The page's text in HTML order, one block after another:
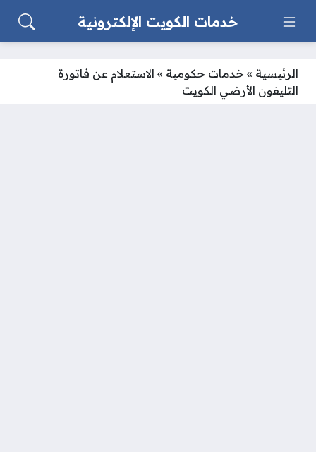
خدمات الكويت الإلكترونية
الرئيسية » خدمات حكومية » الاستعلام عن فاتورة
التليفون الأرضي الكويت